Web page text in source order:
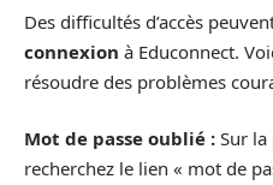
Des difficultés d’accès
connexion à Educonnect.
résoudre des problèmes
Mot de passe oublié : Sur la
recherchez le lien « mot de